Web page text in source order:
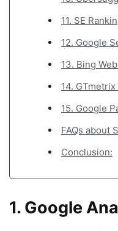
11. SE
12. Google
13. Bing
14. GTmetrix
15. Google
FAQs about
Conclusion:
1. Google